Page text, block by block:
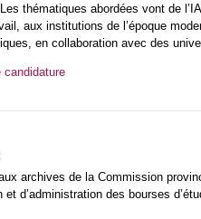
thématiques abordées vont de
aux institutions de l’époque
en collaboration avec des
candidature
archives de la Commission
d’administration des bourses